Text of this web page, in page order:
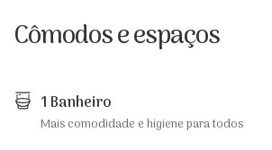
Cômodos e espaços
1 Banheiro
Mais comodidade e higiene para todos